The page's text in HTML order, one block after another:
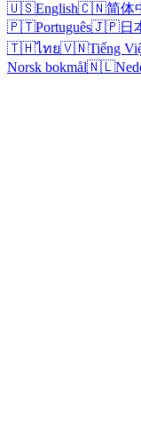
🇺🇸English🇨🇳简体
🇵🇹Português🇯🇵日
🇹🇭ไทย🇻🇳Tiếng
Norsk bokmål🇳🇱